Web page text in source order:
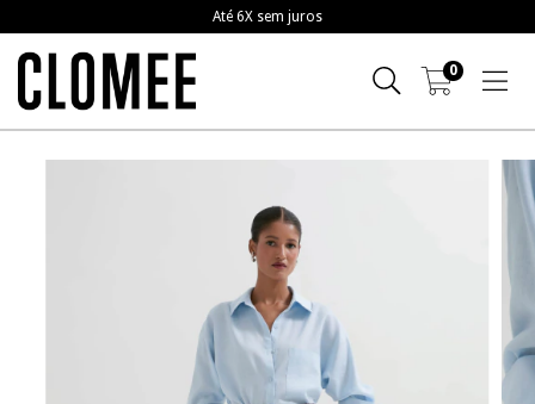
Até 6X sem juros
0